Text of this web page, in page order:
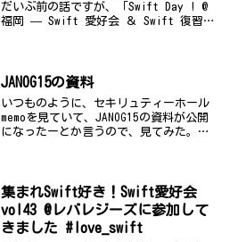
だいぶ前の話ですが、「Swift Day ! @
福岡 — Swift 愛好会 ＆ Swift 復習
JANOG15の資料
いつものように、セキリュティーホール
memoを見ていて、JANOG15の資料が公開
になったーとか言うので、見てみた。名
とを悟...
集まれSwift好き！Swift愛好会
vol43 @レバレジーズに参加して
きました #love_swift